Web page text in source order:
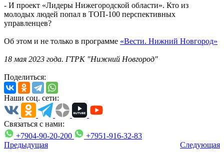
- И проект «Лидеры Нижегородской области». Кто из
молодых людей попал в ТОП-100 перспективных
управленцев?
Об этом и не только в программе «Вести. Нижний Новгород»
18 мая 2023 года. ГТРК "Нижний Новгород"
Поделиться:
Наши соц. сети:
Связаться с нами:
+7904-90-20-200
+7951-916-32-83
Предыдущая
Следующая